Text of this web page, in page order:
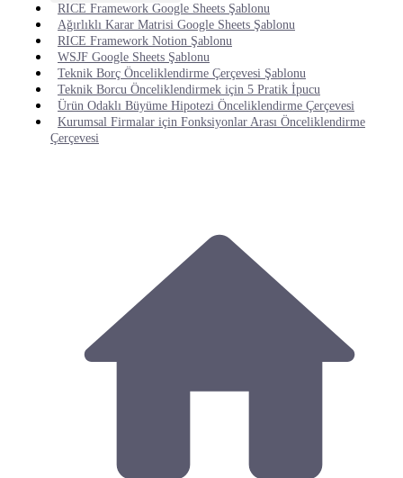
RICE Framework Google Sheets Şablonu
Ağırlıklı Karar Matrisi Google Sheets Şablonu
RICE Framework Notion Şablonu
WSJF Google Sheets Şablonu
Teknik Borç Önceliklendirme Çerçevesi Şablonu
Teknik Borcu Önceliklendirmek için 5 Pratik İpucu
Ürün Odaklı Büyüme Hipotezi Önceliklendirme Çerçevesi
Kurumsal Firmalar için Fonksiyonlar Arası Önceliklendirme
Çerçevesi